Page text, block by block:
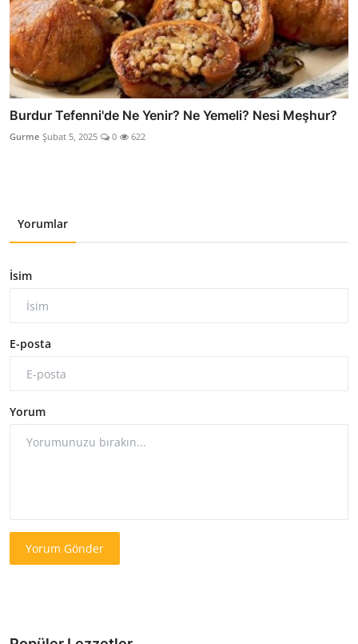
Burdur Tefenni'de Ne Yenir? Ne Yemeli? Nesi Meşhur?
Gurme Şubat 5, 2025 0 622
Yorumlar
İsim
E-posta
Yorum
Yorum Gönder